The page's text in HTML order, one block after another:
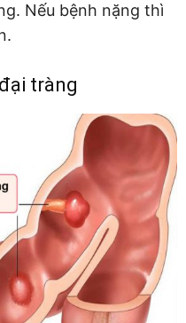
Nếu bệnh nặng thì
tràng